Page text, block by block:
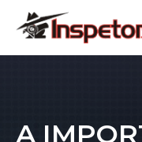
A